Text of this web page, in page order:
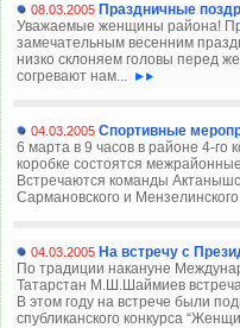
08.03.2005 Праздничные
Уважаемые женщины района!
замечательным весенним
низко склоняем головы перед
согревают нам...
04.03.2005 Спортивные
6 марта в 9 часов в районе 4-го
коробке состоятся
Встречаются команды
Сармановского и
04.03.2005 На встречу с
По традиции накануне
Татарстан М.Ш.Шаймиев
В этом году на встрече были
спубликанского конкурса